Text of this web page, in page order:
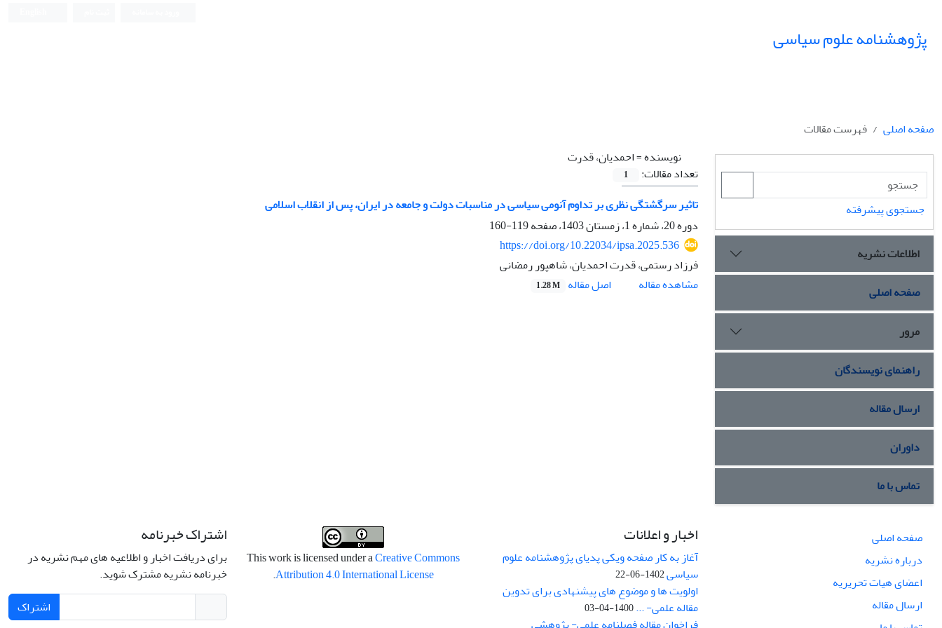
پژوهشنامه علوم سیاسی
صفحه اصلی
فهرست مقالات
نویسنده =احمدیان، قدرت
تعداد مقالات:
1
تاثیر سرگشتگی نظری بر تداوم آنومی سیاسی در مناسبات دولت و جامعه در ایران، پس از انقلاب اسلامی
دوره 20، شماره 1، زمستان 1403، صفحه
119-160
https://doi.org/10.22034/ipsa.2025.536
فرزاد رستمی، قدرت احمدیان، شاهپور رمضانی
مشاهده مقاله
اصل مقاله 1.28 M
جستجوی پیشرفته
اطلاعات نشریه
صفحه اصلی
مرور
راهنمای نویسندگان
ارسال مقاله
داوران
تماس با ما
صفحه اصلی
درباره نشریه
اعضای هیات تحریریه
ارسال مقاله
اخبار و اعلانات
آغاز به کار صفحه ویکی پدیای پژوهشنامه علوم
سیاسی1402-06-22
اولویت ها و موضوع های پیشنهادی برای تدوین
مقاله علمی- ...1400-04-03
This work is licensed under aCreative Commons
Attribution 4.0 International License
.
اشتراک خبرنامه
برای دریافت اخبار و اطلاعیه های مهم نشریه در
خبرنامه نشریه مشترک شوید.
اشتراک